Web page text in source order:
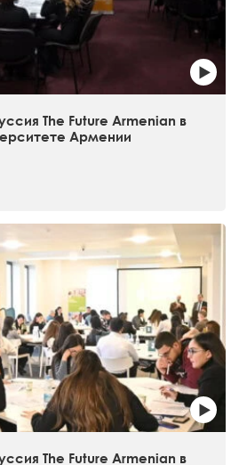
The Future Armenian в
Армении
The Future Armenian в